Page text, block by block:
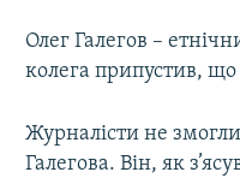
Олег Галегов –
колега припустив, що
Журналісти не
Галегова. Він, як